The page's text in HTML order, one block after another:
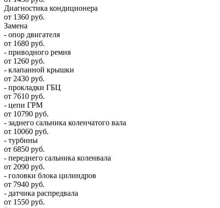
Диагностика кондиционера
от 1360 руб.
Замена
- опор двигателя
от 1680 руб.
- приводного ремня
от 1260 руб.
- клапанной крышки
от 2430 руб.
- прокладки ГБЦ
от 7610 руб.
- цепи ГРМ
от 10790 руб.
- заднего сальника коленчатого вала
от 10060 руб.
- турбины
от 6850 руб.
- переднего сальника коленвала
от 2090 руб.
- головки блока цилиндров
от 7940 руб.
- датчика распредвала
от 1550 руб.